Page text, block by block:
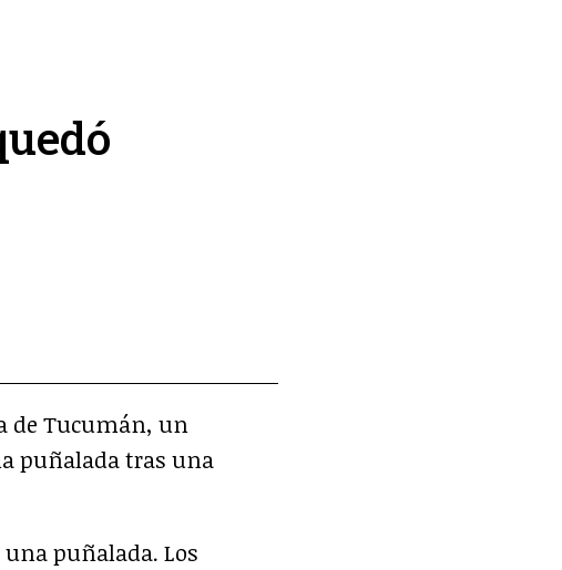
de Tucumán, un
puñalada tras una
una puñalada. Los